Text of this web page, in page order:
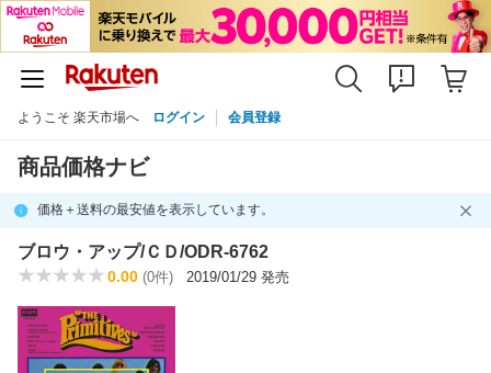
ようこそ 楽天市場へ ログイン 会員登録
商品価格ナビ
価格＋送料の最安値を表示しています。
ブロウ・アップ/ＣＤ/ODR-6762
0.00 (0件) 2019/01/29 発売